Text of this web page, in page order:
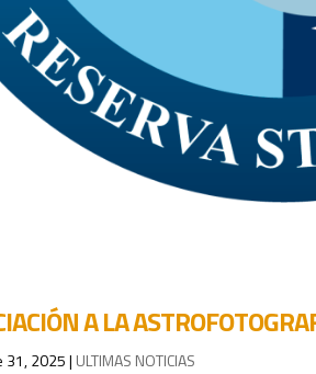
A LA
31, 2025| ULTIMAS NOTICIAS